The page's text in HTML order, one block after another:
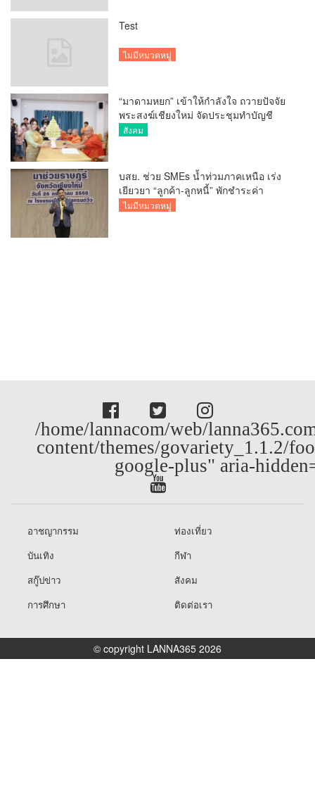
Test
ไม่มีหมวดหมู่
“มาดามหยก” เข้าให้กำลังใจ ถวายปัจจัย
พระสงฆ์เชียงใหม่ จัดประชุมทำบัญชี
รายรับรายจ่ายของวัด กว่า 300 รูป ที่วัด
สังคม
บสย. ช่วย SMEs น้ำท่วมภาคเหนือ เร่ง
เยียวยา “ลูกค้า-ลูกหนี้” พักชำระค่า
ธรรมเนียม-ค่างวด
ไม่มีหมวดหมู่
/home/lannacom/web/
content/themes/govariety_1.1.2/
google-plus" aria-
อาชญากรรม
ท่องเที่ยว
บันเทิง
กีฬา
สกู๊ปข่าว
สังคม
การศึกษา
ติดต่อเรา
© copyright LANNA365 2026